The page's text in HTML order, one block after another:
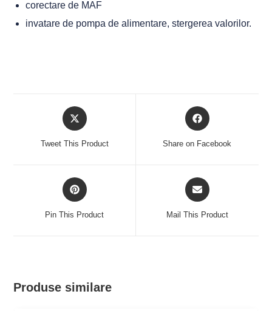
corectare de MAF
invatare de pompa de alimentare, stergerea valorilor.
Tweet This Product Share on Facebook
Pin This Product Mail This Product
Produse similare